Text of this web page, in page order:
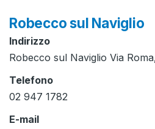
Robecco sul Naviglio
Indirizzo
Robecco sul Naviglio Via
Telefono
02 947 1782
E-mail